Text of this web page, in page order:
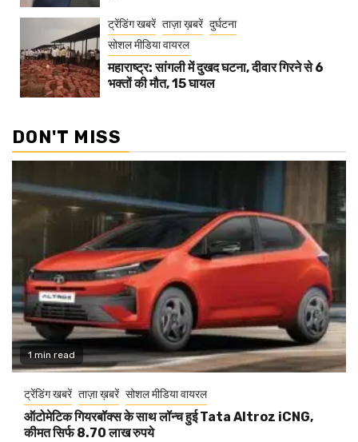
ट्रेंडिंग खबरें ताज़ा ख़बरें दुर्घटना
सोशल मीडिया वायरल
महाराष्ट्र: सांगली में दुखद घटना, दीवार गिरने से 6
भक्तों की मौत, 15 घायल
DON'T MISS
1 min read
ट्रेंडिंग खबरें ताज़ा ख़बरें सोशल मीडिया वायरल
ऑटोमेटिक गियरबॉक्स के साथ लॉन्च हुई Tata Altroz iCNG,
कीमत सिर्फ 8.70 लाख रुपये